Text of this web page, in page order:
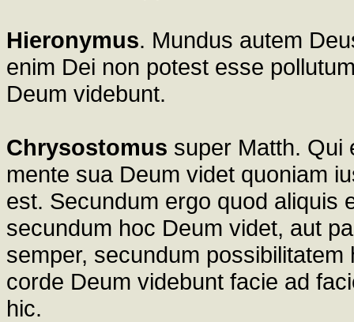
Hieronymus. Mundus autem
enim Dei non potest esse
Deum videbunt.
Chrysostomus super Matth. Qui
mente sua Deum videt quoniam
est. Secundum ergo quod aliquis
secundum hoc Deum videt, aut
semper, secundum
corde Deum videbunt facie ad
hic.